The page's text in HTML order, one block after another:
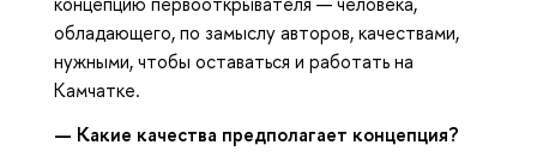
обладающего, по замыслу авторов, качествами,
нужными, чтобы оставаться и работать на
Камчатке.
— Какие качества предполагает концепция?